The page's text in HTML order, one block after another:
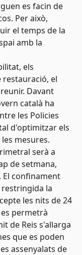
es facin de
Per això,
el temps de la
amb la
els
el
Davant
català ha
les Policies
d'optimitzar els
mesures.
serà a
de setmana,
El confinament
la
les nits de 24
permetrà
de Reis s'allarga
que es poden
assenyalats de